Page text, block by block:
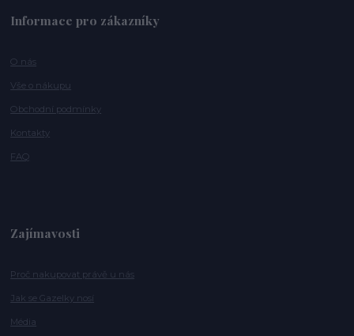
Informace pro zákazníky
O nás
Vše o nákupu
Obchodní podmínky
Kontakty
FAQ
Zajímavosti
Proč nakupovat právě u nás
Jak se Gazelky nosí
Média